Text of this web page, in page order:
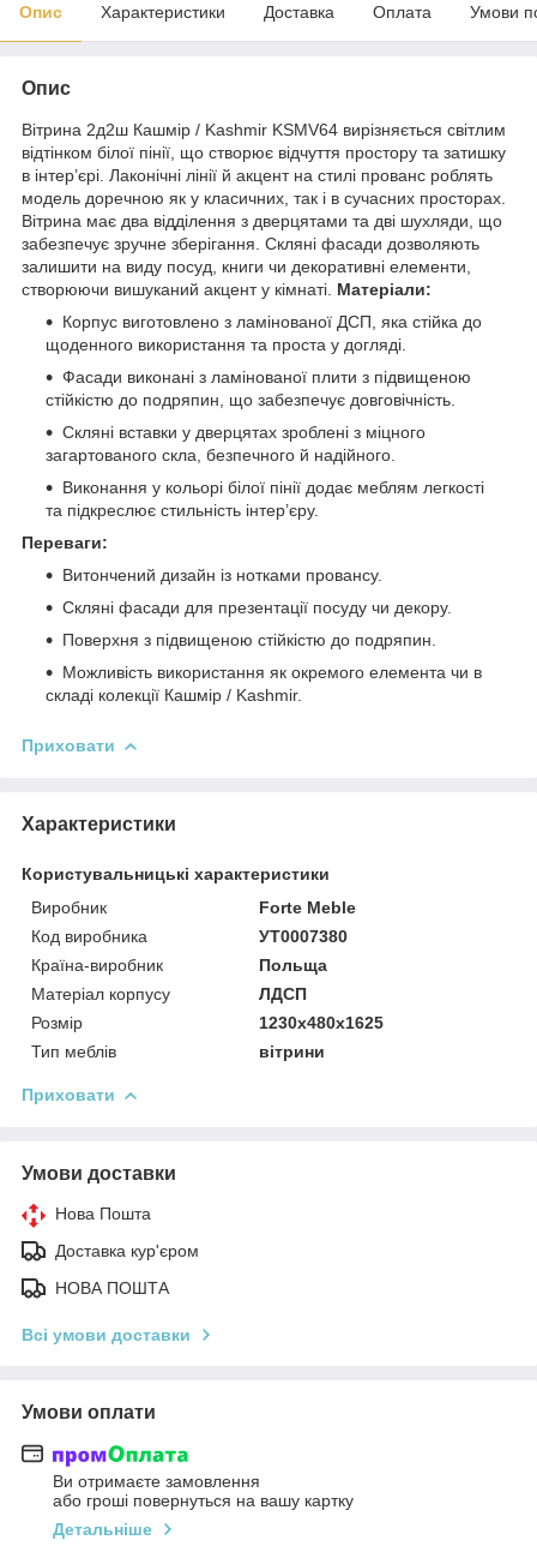
Опис Характеристики Доставка Оплата Умови
Опис
Вітрина 2д2ш Кашмір / Kashmir KSMV64 вирізняється світлим
відтінком білої пінії, що створює відчуття простору та затишку
в інтер’єрі. Лаконічні лінії й акцент на стилі прованс роблять
модель доречною як у класичних, так і в сучасних просторах.
Вітрина має два відділення з дверцятами та дві шухляди, що
забезпечує зручне зберігання. Скляні фасади дозволяють
залишити на виду посуд, книги чи декоративні елементи,
створюючи вишуканий акцент у кімнаті. Матеріали:
Корпус виготовлено з ламінованої ДСП, яка стійка до
щоденного використання та проста у догляді.
Фасади виконані з ламінованої плити з підвищеною
стійкістю до подряпин, що забезпечує довговічність.
Скляні вставки у дверцятах зроблені з міцного
загартованого скла, безпечного й надійного.
Виконання у кольорі білої пінії додає меблям легкості
та підкреслює стильність інтер’єру.
Переваги:
Витончений дизайн із нотками провансу.
Скляні фасади для презентації посуду чи декору.
Поверхня з підвищеною стійкістю до подряпин.
Можливість використання як окремого елемента чи в
складі колекції Кашмір / Kashmir.
Приховати
Характеристики
Користувальницькі характеристики
Виробник
Forte Meble
Код виробника
УТ0007380
Країна-виробник
Польща
Матеріал корпусу
ЛДСП
Розмір
1230x480x1625
Тип меблів
вітрини
Приховати
Умови доставки
Нова Пошта
Доставка кур'єром
НОВА ПОШТА
Всі умови доставки
Умови оплати
Ви отримаєте замовлення
або гроші повернуться на вашу картку
Детальніше